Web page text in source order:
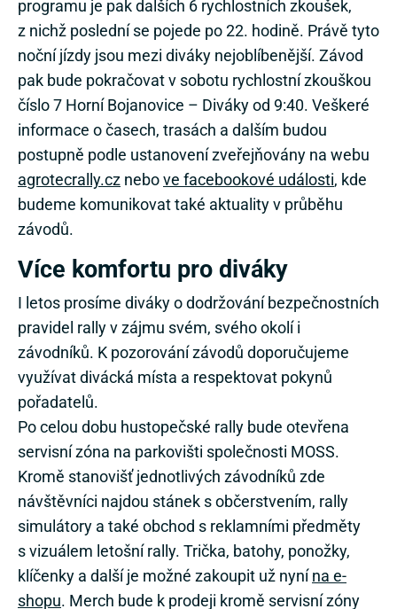
programu je pak dalších 6 rychlostních zkoušek,
z nichž poslední se pojede po 22. hodině. Právě tyto
noční jízdy jsou mezi diváky nejoblíbenější. Závod
pak bude pokračovat v sobotu rychlostní zkouškou
číslo 7 Horní Bojanovice – Diváky od 9:40. Veškeré
informace o časech, trasách a dalším budou
postupně podle ustanovení zveřejňovány na webu
agrotecrally.cz nebove facebookové události, kde
budeme komunikovat také aktuality v průběhu
závodů.
Více komfortu pro diváky
I letos prosíme diváky o dodržování bezpečnostních
pravidel rally v zájmu svém, svého okolí i
závodníků. K pozorování závodů doporučujeme
využívat divácká místa a respektovat pokynů
pořadatelů.
Po celou dobu hustopečské rally bude otevřena
servisní zóna na parkovišti společnosti MOSS.
Kromě stanovišť jednotlivých závodníků zde
návštěvníci najdou stánek s občerstvením, rally
simulátory a také obchod s reklamními předměty
s vizuálem letošní rally. Trička, batohy, ponožky,
klíčenky a další je možné zakoupit už nynína e-
shopu. Merch bude k prodeji kromě servisní zóny